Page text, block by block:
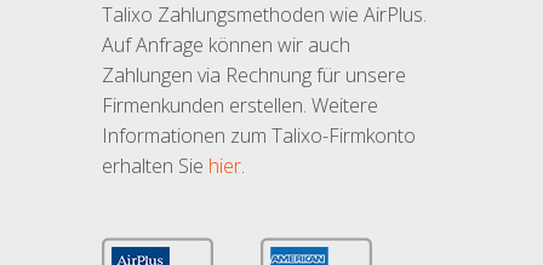
Talixo Zahlungsmethoden wie AirPlus.
Auf Anfrage können wir auch
Zahlungen via Rechnung für unsere
Firmenkunden erstellen. Weitere
Informationen zum Talixo-Firmkonto
erhalten Sie hier.